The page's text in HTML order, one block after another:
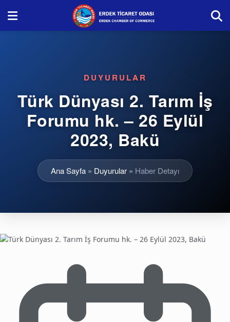
DUYURULAR
Türk Dünyası 2. Tarım İş
Forumu hk. – 26 Eylül
2023, Bakü
Ana Sayfa » Duyurular » Haber Detayı